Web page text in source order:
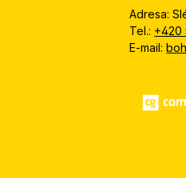
Adresa:
Tel.: +420
E-mail: